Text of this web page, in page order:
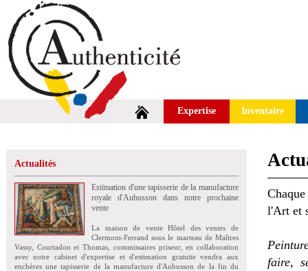
Expertise Inventaire
Actualités
Estimation d'une tapisserie de la manufacture
royale d'Aubusson dans notre prochaine
vente
La maison de vente Hôtel des ventes de
Clermont-Ferrand sous le marteau de Maîtres
Vassy, Courtadon et Thomas, commissaires priseur, en collaboration
avec notre cabinet d'expertise et d'estimation gratuite vendra aux
enchères une tapisserie de la manufacture d'Aubusson de la fin du
l'Art et
faire,